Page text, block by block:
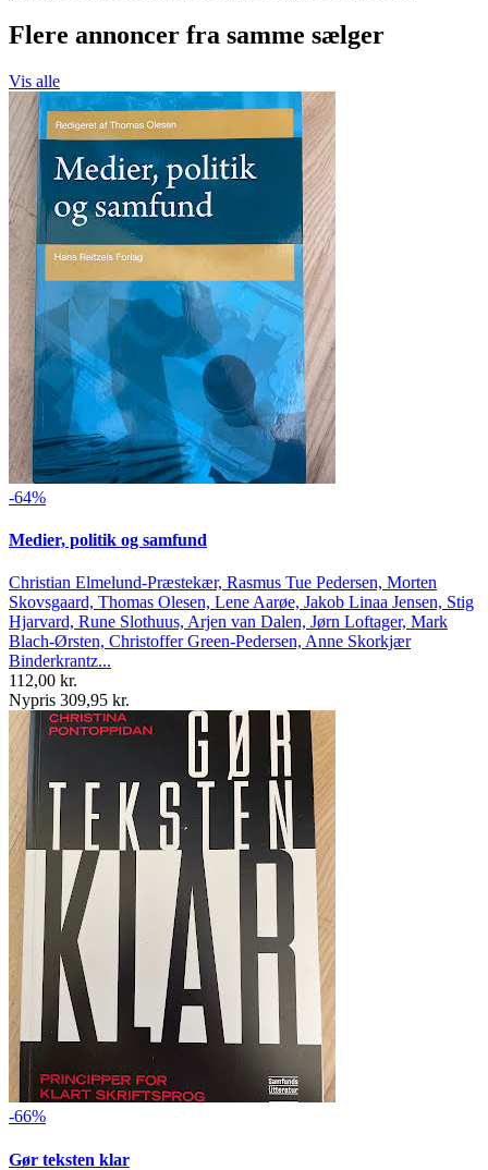
Flere annoncer fra samme sælger
Vis alle
-64%
Medier, politik og samfund
Christian Elmelund-Præstekær, Rasmus Tue Pedersen, Morten
Skovsgaard, Thomas Olesen, Lene Aarøe, Jakob Linaa Jensen, Stig
Hjarvard, Rune Slothuus, Arjen van Dalen, Jørn Loftager, Mark
Blach-Ørsten, Christoffer Green-Pedersen, Anne Skorkjær
Binderkrantz...
112,00 kr.
Nypris 309,95 kr.
-66%
Gør teksten klar